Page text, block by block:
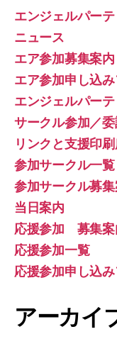
エンジェルパー
ニュース
エア参加募集案内
エア参加申し込
エンジェルパー
サークル参加／
リンクと支援印
参加サークル一覧
参加サークル募
当日案内
応援参加 募集案
応援参加一覧
応援参加申し込
アーカイ